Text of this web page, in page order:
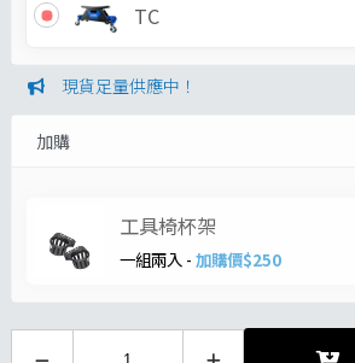
TC
現貨足量供應中！
加購
工具椅杯架
一組兩入 - 加購價$250